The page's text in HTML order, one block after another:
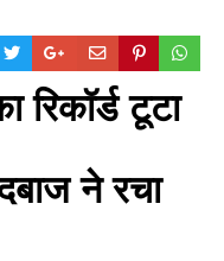
टूटा
ने रचा